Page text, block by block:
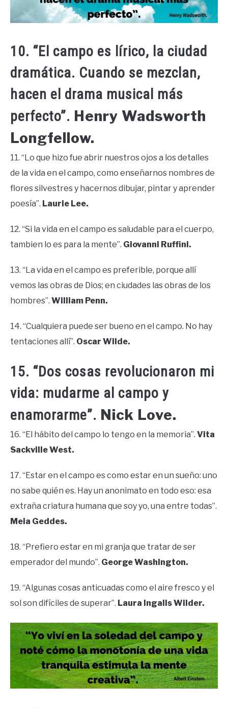
10. “El campo es lírico, la ciudad
dramática. Cuando se mezclan,
hacen el drama musical más
perfecto”. Henry Wadsworth
Longfellow.
11. “Lo que hizo fue abrir nuestros ojos a los detalles
de la vida en el campo, como enseñarnos nombres de
flores silvestres y hacernos dibujar, pintar y aprender
poesía”. Laurie Lee.
12. “Si la vida en el campo es saludable para el cuerpo,
tambien lo es para la mente”. Giovanni Ruffini.
13. “La vida en el campo es preferible, porque allí
vemos las obras de Dios; en ciudades las obras de los
hombres”. William Penn.
14. “Cualquiera puede ser bueno en el campo. No hay
tentaciones allí”. Oscar Wilde.
15. “Dos cosas revolucionaron mi
vida: mudarme al campo y
enamorarme”. Nick Love.
16. “El hábito del campo lo tengo en la memoria”. Vita
Sackville West.
17. “Estar en el campo es como estar en un sueño: uno
no sabe quién es. Hay un anonimato en todo eso: esa
extraña criatura humana que soy yo, una entre todas”.
Meia Geddes.
18. “Prefiero estar en mi granja que tratar de ser
emperador del mundo”. George Washington.
19. “Algunas cosas anticuadas como el aire fresco y el
sol son difíciles de superar”. Laura Ingalls Wilder.